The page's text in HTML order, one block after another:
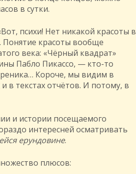
в сутки.
психи! Нет никакой красоты в
Понятие красоты вообще
века: «Чёрный квадрат»
Пабло Пикассо, — кто-то
Короче, мы видим в
в текстах отчётов. И потому, в
и истории посещаемого
интересней осматривать
ерундовине.
плюсов: